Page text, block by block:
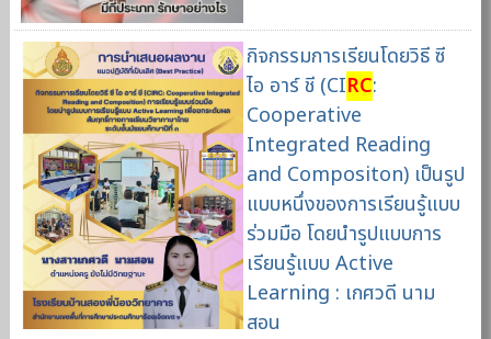
กิจกรรมการเรียนโดยวิธี ซี
ไอ อาร์ ชี (CIRC:
Cooperative
Integrated Reading
and Compositon) เป็นรูป
แบบหนึ่งของการเรียนรู้แบบ
ร่วมมือ โดยนำรูปแบบการ
เรียนรู้แบบ Active
Learning : เกศวดี นาม
สอน